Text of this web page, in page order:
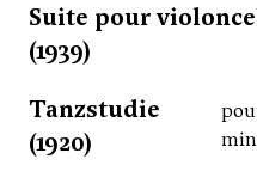
Suite pour
(1939)
Tanzstudie
(1920)
min